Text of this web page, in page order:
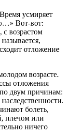
усмиряет
Вот-вот:
с возрастом
отложение
возрасте.
отложения
двум причинам:
болеть,
плечом или
ничего